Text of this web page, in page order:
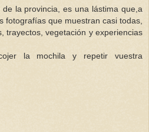
la provincia, es una lástima que,a
fotografías que muestran casi todas,
trayectos, vegetación y experiencias
la mochila y repetir vuestra